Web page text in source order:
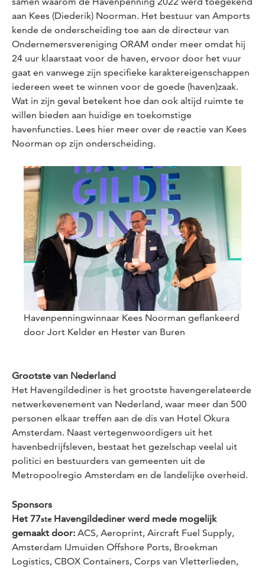
aan Kees (Diederik) Noorman. Het bestuur van Amports
kende de onderscheiding toe aan de directeur van
Ondernemersvereniging ORAM onder meer omdat hij
24 uur klaarstaat voor de haven, ervoor door het vuur
gaat en vanwege zijn specifieke karaktereigenschappen
iedereen weet te winnen voor de goede (haven)zaak.
Wat in zijn geval betekent hoe dan ook altijd ruimte te
willen bieden aan huidige en toekomstige
havenfuncties. Lees hier meer over de reactie van Kees
Noorman op zijn onderscheiding.
Havenpenningwinnaar Kees Noorman geflankeerd
door Jort Kelder en Hester van Buren
Grootste van Nederland
Het Havengildediner is het grootste havengerelateerde
netwerkevenement van Nederland, waar meer dan 500
personen elkaar treffen aan de dis van Hotel Okura
Amsterdam. Naast vertegenwoordigers uit het
havenbedrijfsleven, bestaat het gezelschap veelal uit
politici en bestuurders van gemeenten uit de
Metropoolregio Amsterdam en de landelijke overheid.
Sponsors
Het 77ste Havengildediner werd mede mogelijk
gemaakt door: ACS, Aeroprint, Aircraft Fuel Supply,
Amsterdam IJmuiden Offshore Ports, Broekman
Logistics, CBOX Containers, Corps van Vletterlieden,